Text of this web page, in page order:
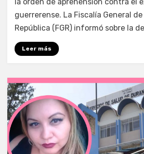
guerrerense. La Fiscalía General de
República (FGR) informó sobre la
Leer más